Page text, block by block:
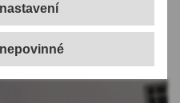
zejména o solární
systémy, těch bylo
dvojnásobek.